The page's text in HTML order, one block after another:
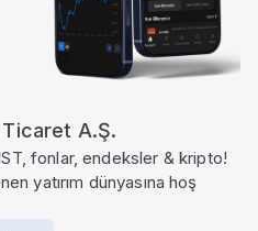
Ticaret A.Ş.
fonlar, endeksler & kripto!
yatırım dünyasına hoş